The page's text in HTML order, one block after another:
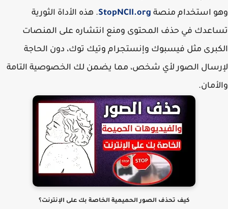
استخدام منصةStopNCII.org. هذه الأداة الثورية
في حذف المحتوى ومنع انتشاره على المنصات
مثل فيسبوك وإنستجرام وتيك توك، دون الحاجة
الصور لأي شخص، مما يضمن لك الخصوصية التامة
كيف تحذف الصور الحميمية الخاصة بك على الإنترنت؟